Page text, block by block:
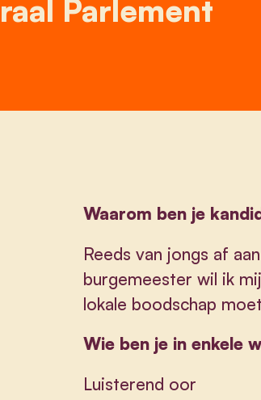
Parlement
Waarom ben je
Reeds van jongs af
burgemeester wil ik
lokale boodschap
Wie ben je in enkele
Luisterend oor